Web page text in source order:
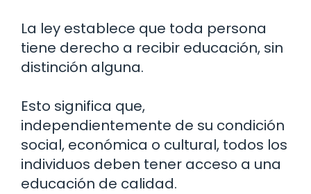
La ley establece que toda persona
tiene derecho a recibir educación, sin
distinción alguna.
Esto significa que,
independientemente de su condición
social, económica o cultural, todos los
individuos deben tener acceso a una
educación de calidad.